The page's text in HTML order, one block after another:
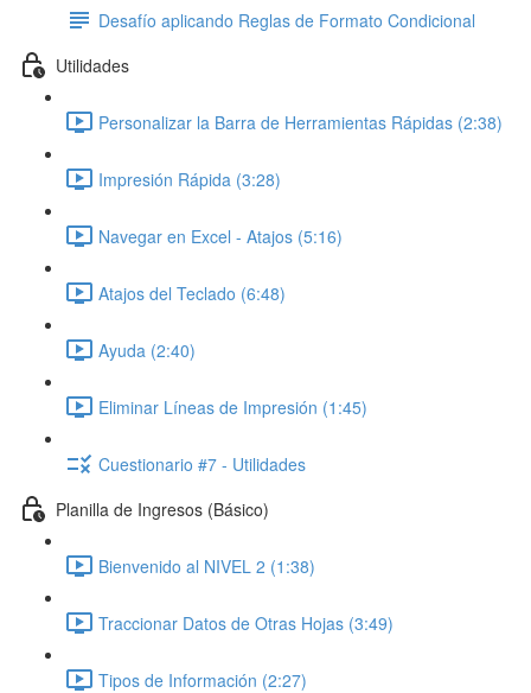
Desafío aplicando Reglas de Formato Condicional
Utilidades
Personalizar la Barra de Herramientas Rápidas (2:38)
Impresión Rápida (3:28)
Navegar en Excel - Atajos (5:16)
Atajos del Teclado (6:48)
Ayuda (2:40)
Eliminar Líneas de Impresión (1:45)
Cuestionario #7 - Utilidades
Planilla de Ingresos (Básico)
Bienvenido al NIVEL 2 (1:38)
Traccionar Datos de Otras Hojas (3:49)
Tipos de Información (2:27)